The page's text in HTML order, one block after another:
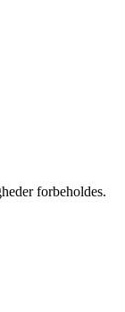
forbeholdes.